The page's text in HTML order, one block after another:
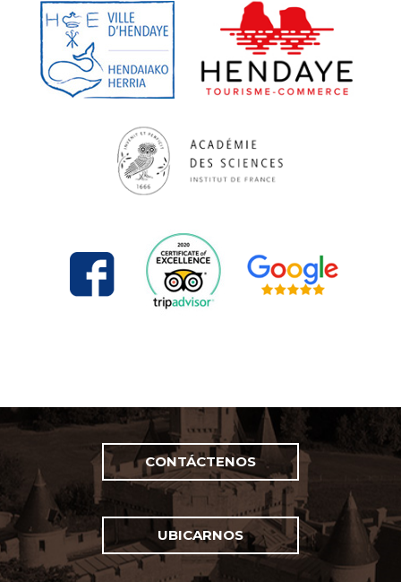
CONTÁCTENOS
UBICARNOS